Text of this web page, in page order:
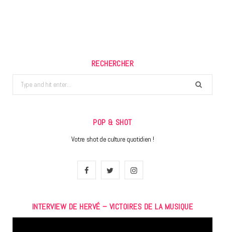
RECHERCHER
Search
for:
POP & SHOT
Votre shot de culture quotidien !
F
c
i
I
s
INTERVIEW DE HERVÉ – VICTOIRES DE LA MUSIQUE